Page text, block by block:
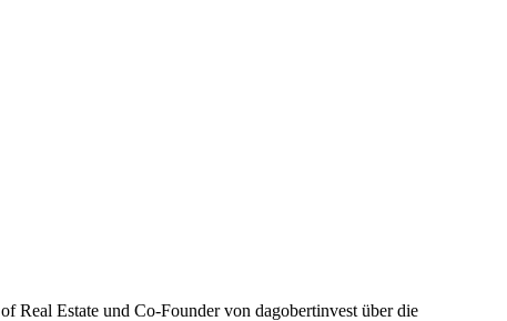
Real Estate und Co-Founder von dagobertinvest über die